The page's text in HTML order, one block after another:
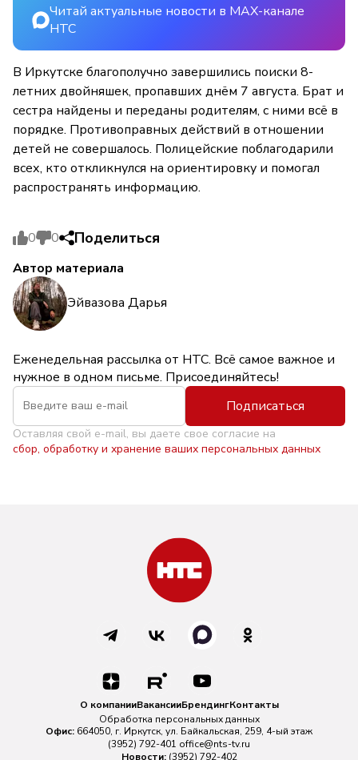
Читай актуальные новости в MAX-канале
НТС
В Иркутске благополучно завершились поиски 8-
летних двойняшек, пропавших днём 7 августа. Брат и
сестра найдены и переданы родителям, с ними всё в
порядке. Противоправных действий в отношении
детей не совершалось. Полицейские поблагодарили
всех, кто откликнулся на ориентировку и помогал
распространять информацию.
0 0 Поделиться
Автор материала
Эйвазова Дарья
Еженедельная рассылка от НТС. Всё самое важное и
нужное в одном письме. Присоединяйтесь!
Подписаться
Оставляя свой e-mail, вы даете свое согласие на
сбор, обработку и хранение ваших персональных данных
О компанииВакансииБрендингКонтакты
Обработка персональных данных
Офис: 664050, г. Иркутск, ул. Байкальская, 259, 4-ый этаж
(3952) 792-401 office@nts-tv.ru
Новости: (3952) 792-402